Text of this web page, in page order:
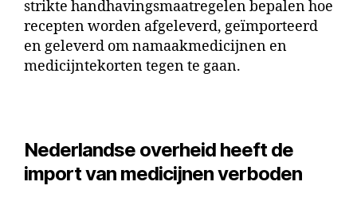
strikte handhavingsmaatregelen bepalen hoe
recepten worden afgeleverd, geïmporteerd
en geleverd om namaakmedicijnen en
medicijntekorten tegen te gaan.
Nederlandse overheid heeft de
import van medicijnen verboden